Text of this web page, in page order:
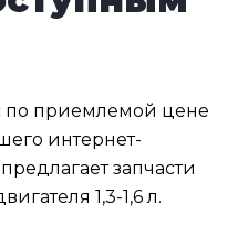
по приемлемой цене
интернет-
запчасти
1,3-1,6 л.